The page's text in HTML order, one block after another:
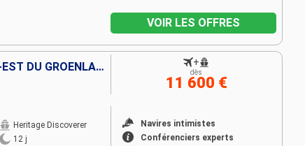
VOIR LES OFFRES
LE PARC NATIONAL DU NORD-EST DU GROËNLAND
Heritage Discoverer
12 j
Navires intimistes
Conférenciers experts
+
dès
11 600 €